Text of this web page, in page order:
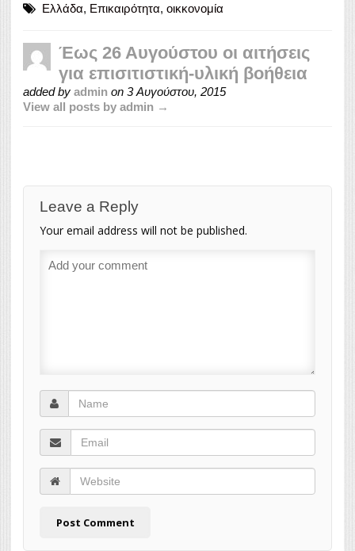
Ελλάδα, Επικαιρότητα, οικκονομία
Έως 26 Αυγούστου οι αιτήσεις
για επισιτιστική-υλική βοήθεια
added by admin on 3 Αυγούστου, 2015
View all posts by admin →
Leave a Reply
Your email address will not be published.